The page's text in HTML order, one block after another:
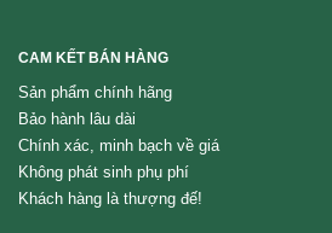
CAM KẾT BÁN HÀNG
Sản phẩm chính hãng
Bảo hành lâu dài
Chính xác, minh bạch về giá
Không phát sinh phụ phí
Khách hàng là thượng đế!